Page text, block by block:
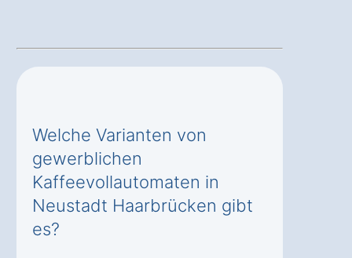
Welche Varianten von
gewerblichen
Kaffeevollautomaten in
Neustadt Haarbrücken gibt
es?